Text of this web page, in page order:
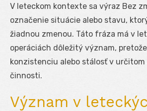
V leteckom kontexte sa výraz Bez
označenie situácie alebo stavu,
žiadnou zmenou. Táto fráza má v
operáciách dôležitý význam,
konzistenciu alebo stálosť v
činnosti.
Význam v